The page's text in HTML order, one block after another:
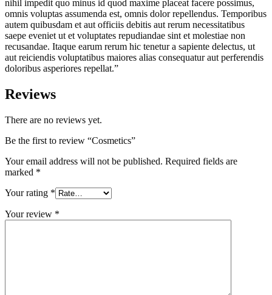
nihil impedit quo minus id quod maxime placeat facere possimus,
omnis voluptas assumenda est, omnis dolor repellendus. Temporibus
autem quibusdam et aut officiis debitis aut rerum necessitatibus
saepe eveniet ut et voluptates repudiandae sint et molestiae non
recusandae. Itaque earum rerum hic tenetur a sapiente delectus, ut
aut reiciendis voluptatibus maiores alias consequatur aut perferendis
doloribus asperiores repellat.”
Reviews
There are no reviews yet.
Be the first to review “Cosmetics”
Your email address will not be published. Required fields are
marked *
Your rating *
Your review *